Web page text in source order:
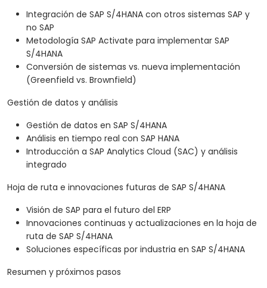
Integración de SAP S/4HANA con otros sistemas SAP y
no SAP
Metodología SAP Activate para implementar SAP
S/4HANA
Conversión de sistemas vs. nueva implementación
(Greenfield vs. Brownfield)
Gestión de datos y análisis
Gestión de datos en SAP S/4HANA
Análisis en tiempo real con SAP HANA
Introducción a SAP Analytics Cloud (SAC) y análisis
integrado
Hoja de ruta e innovaciones futuras de SAP S/4HANA
Visión de SAP para el futuro del ERP
Innovaciones continuas y actualizaciones en la hoja de
ruta de SAP S/4HANA
Soluciones específicas por industria en SAP S/4HANA
Resumen y próximos pasos